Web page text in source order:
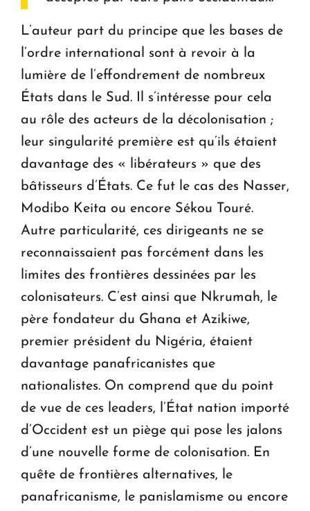
L’auteur part du principe que les bases de
l’ordre international sont à revoir à la
lumière de l’effondrement de nombreux
États dans le Sud. Il s’intéresse pour cela
au rôle des acteurs de la décolonisation ;
leur singularité première est qu’ils étaient
davantage des « libérateurs » que des
bâtisseurs d’États. Ce fut le cas des Nasser,
Modibo Keita ou encore Sékou Touré.
Autre particularité, ces dirigeants ne se
reconnaissaient pas forcément dans les
limites des frontières dessinées par les
colonisateurs. C’est ainsi que Nkrumah, le
père fondateur du Ghana et Azikiwe,
premier président du Nigéria, étaient
davantage panafricanistes que
nationalistes. On comprend que du point
de vue de ces leaders, l’État nation importé
d’Occident est un piège qui pose les jalons
d’une nouvelle forme de colonisation. En
quête de frontières alternatives, le
panafricanisme, le panislamisme ou encore